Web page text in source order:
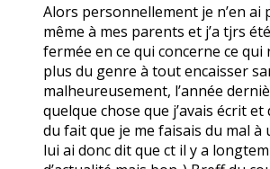
Alors personnellement je n’en ai
même à mes parents et j’a tjrs
fermée en ce qui concerne ce qui
plus du genre à tout encaisser
malheureusement, l’année
quelque chose que j’avais écrit
du fait que je me faisais du mal à
lui ai donc dit que ct il y a